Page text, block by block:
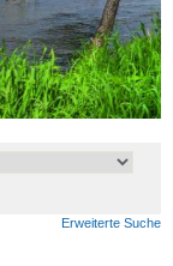
•
Erweiterte Suche